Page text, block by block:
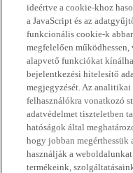
ideértve a cookie-khoz
a JavaScript és az
funkcionális cookie-k
megfelelően
alapvető funkciókat
bejelentkezési hitelesítő
megjegyzését. Az
felhasználókra vonatkozó
adatvédelmet tiszteletben
hatóságok által
hogy jobban
használják a
termékeink,